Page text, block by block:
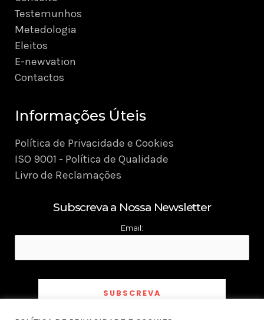
Testemunhos
Metedologia
Eleitos
E-newvation
Contactos
Informações Úteis
Política de Privacidade e Cookies
ISO 9001 - Política de Qualidade
Livro de Reclamações
Subscreva a Nossa Newsletter
Email: